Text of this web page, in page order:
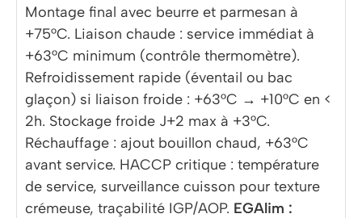
Montage final avec beurre et parmesan à
+75°C. Liaison chaude : service immédiat à
+63°C minimum (contrôle thermomètre).
Refroidissement rapide (éventail ou bac
glaçon) si liaison froide : +63°C → +10°C en <
2h. Stockage froide J+2 max à +3°C.
Réchauffage : ajout bouillon chaud, +63°C
avant service. HACCP critique : température
de service, surveillance cuisson pour texture
crémeuse, traçabilité IGP/AOP. EGAlim :